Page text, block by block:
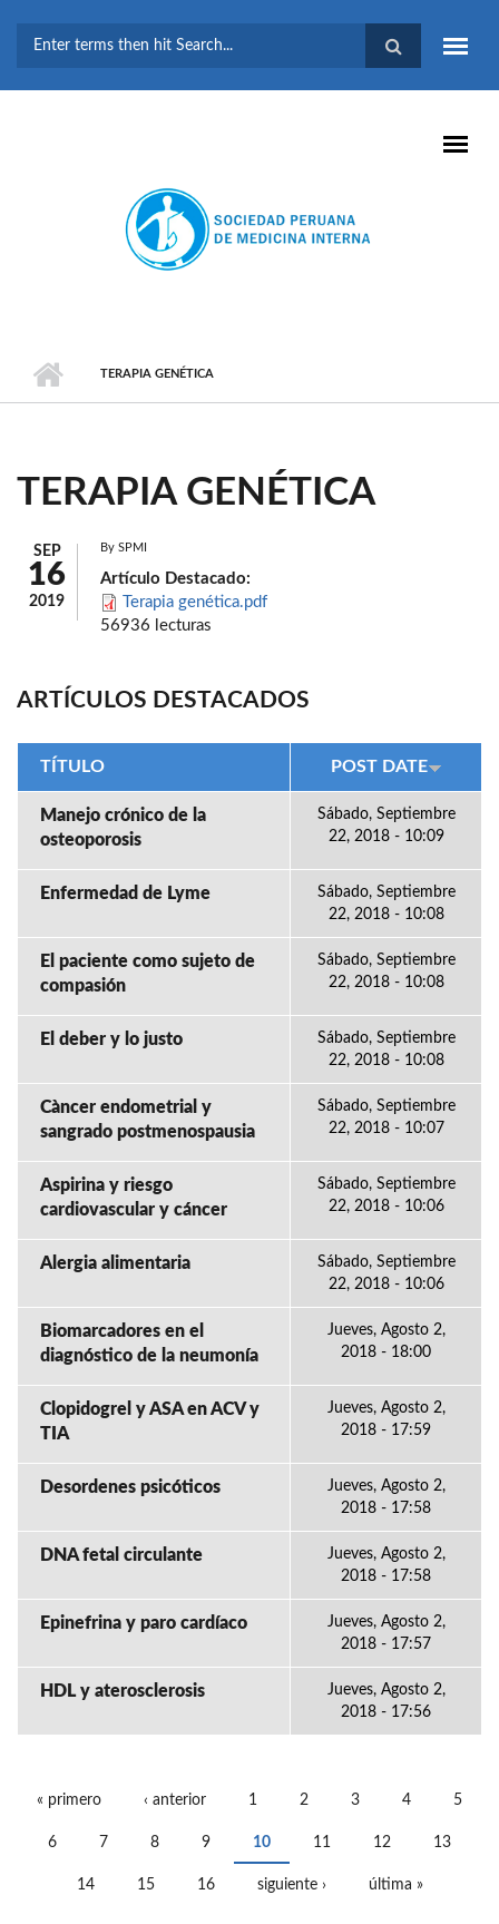
BÚSQUEDA
TERAPIA GENÉTICA
TERAPIA GENÉTICA
SEP
16
2019
By SPMI
Artículo Destacado:
Terapia genética.pdf
56936 lecturas
ARTÍCULOS DESTACADOS
TÍTULO POST DATE
Manejo crónico de la
osteoporosis
Sábado, Septiembre
22, 2018 - 10:09
Enfermedad de Lyme
Sábado, Septiembre
22, 2018 - 10:08
El paciente como sujeto de
compasión
Sábado, Septiembre
22, 2018 - 10:08
El deber y lo justo
Sábado, Septiembre
22, 2018 - 10:08
Càncer endometrial y
sangrado postmenospausia
Sábado, Septiembre
22, 2018 - 10:07
Aspirina y riesgo
cardiovascular y cáncer
Sábado, Septiembre
22, 2018 - 10:06
Alergia alimentaria
Sábado, Septiembre
22, 2018 - 10:06
Biomarcadores en el
diagnóstico de la neumonía
Jueves, Agosto 2,
2018 - 18:00
Clopidogrel y ASA en ACV y
TIA
Jueves, Agosto 2,
2018 - 17:59
Desordenes psicóticos
Jueves, Agosto 2,
2018 - 17:58
DNA fetal circulante
Jueves, Agosto 2,
2018 - 17:58
Epinefrina y paro cardíaco
Jueves, Agosto 2,
2018 - 17:57
HDL y aterosclerosis
Jueves, Agosto 2,
2018 - 17:56
« primero ‹ anterior 1 2 3 4 5
6 7 8 9 10 11 12 13
14 15 16 siguiente › última »